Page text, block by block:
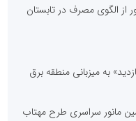
از الگوی مصرف در تابستان
به میزبانی منطقه برق
مانور سراسری طرح مهتاب